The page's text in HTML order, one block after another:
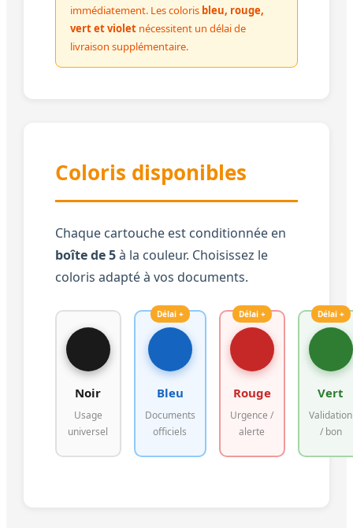
immédiatement. Les coloris bleu, rouge,
vert et violetnécessitent un délai de
livraison supplémentaire.
Coloris disponibles
Chaque cartouche est conditionnée en
boîte de 5à la couleur. Choisissez le
coloris adapté à vos documents.
Noir
Usage
universel
Délai +
Bleu
Documents
officiels
Délai +
Rouge
Urgence /
alerte
Délai +
Vert
Validation
/ bon